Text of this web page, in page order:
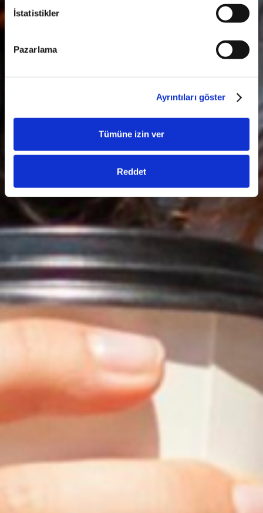
İstatistikler
Pazarlama
Ayrıntıları göster
Tümüne izin ver
Reddet